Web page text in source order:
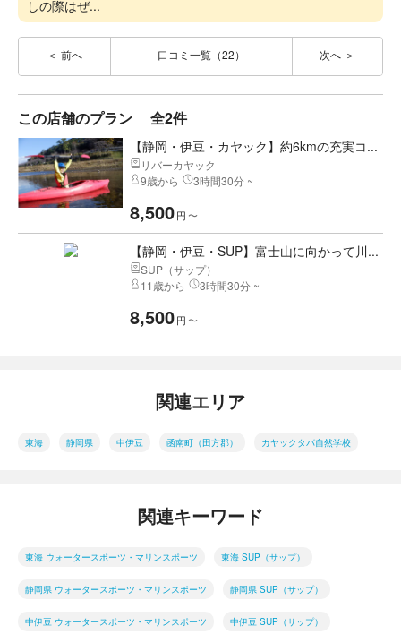
しの際はぜ...
前へ 口コミ一覧（22） 次へ
この店舗のプラン 全2件
【静岡・伊豆・カヤック】約6kmの充実コ...
リバーカヤック
9歳から
3時間30分 ~
8,500円 〜
【静岡・伊豆・SUP】富士山に向かって川...
SUP（サップ）
11歳から
3時間30分 ~
8,500円 〜
関連エリア
東海 静岡県 中伊豆 函南町（田方郡） カヤックタパ自然学校
関連キーワード
東海 ウォータースポーツ・マリンスポーツ 東海 SUP（サップ）
静岡県 ウォータースポーツ・マリンスポーツ 静岡県 SUP（サップ）
中伊豆 ウォータースポーツ・マリンスポーツ 中伊豆 SUP（サップ）